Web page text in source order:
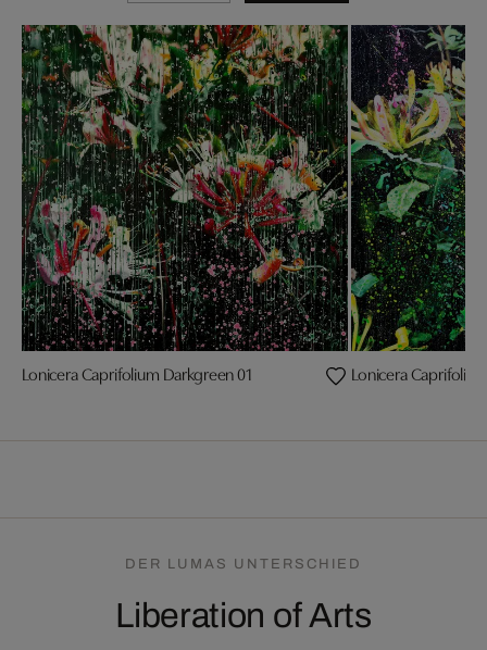
Lonicera Caprifolium Darkgreen 01 Lonicera
DER LUMAS UNTERSCHIED
Liberation of Arts